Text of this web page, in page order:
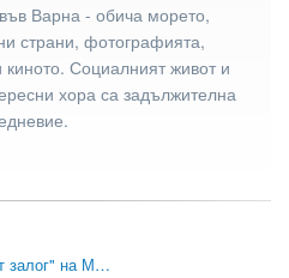
Варна - обича морето,
страни, фотографията,
киното. Социалният живот и
хора са задължителна
залог" на М…